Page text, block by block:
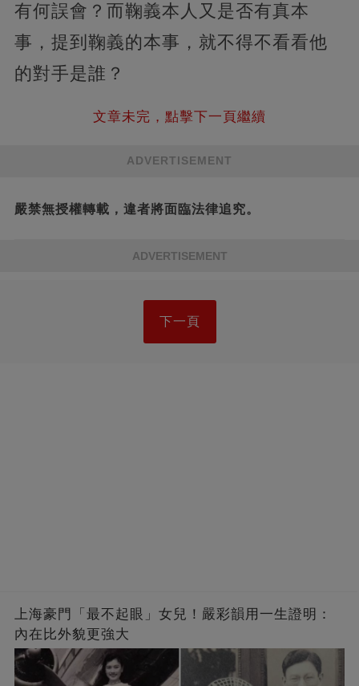
有何誤會？而鞠義本人又是否有真本
事，提到鞠義的本事，就不得不看看他
的對手是誰？
文章未完，點擊下一頁繼續
ADVERTISEMENT
嚴禁無授權轉載，違者將面臨法律追究。
ADVERTISEMENT
下一頁
上海豪門「最不起眼」女兒！嚴彩韻用一生證明：
內在比外貌更強大